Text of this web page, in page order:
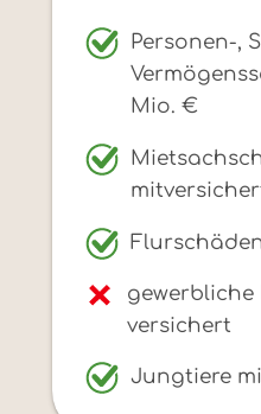
Personen-,
Mio. €
versichert
Jungtiere